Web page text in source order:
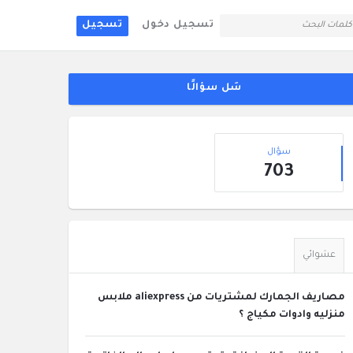
تسجيل دخول تسجيل
سَل سؤالًا
إحصائيات
سؤال
703
عشوائي
مصاريف الجمارك لمشتريات من aliexpress ملابس
منزليه وادوات مكياج ؟